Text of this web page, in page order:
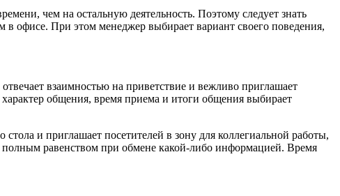
чем на остальную деятельность. Поэтому следует знать
офисе. При этом менеджер выбирает вариант своего поведения,
взаимностью на приветствие и вежливо приглашает
общения, время приема и итоги общения выбирает
и приглашает посетителей в зону для коллегиальной работы,
полным равенством при обмене какой-либо информацией. Время